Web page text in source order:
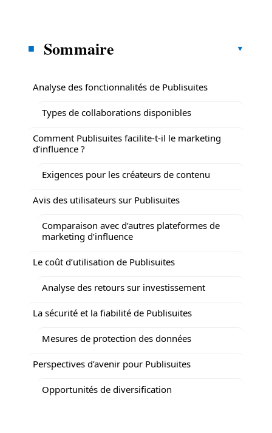
Sommaire
Analyse des fonctionnalités de Publisuites
Types de collaborations disponibles
Comment Publisuites facilite-t-il le marketing
d’influence ?
Exigences pour les créateurs de contenu
Avis des utilisateurs sur Publisuites
Comparaison avec d’autres plateformes de
marketing d’influence
Le coût d’utilisation de Publisuites
Analyse des retours sur investissement
La sécurité et la fiabilité de Publisuites
Mesures de protection des données
Perspectives d’avenir pour Publisuites
Opportunités de diversification